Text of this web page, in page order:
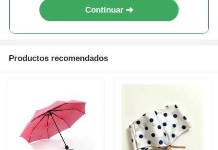
Continuar
Productos recomendados